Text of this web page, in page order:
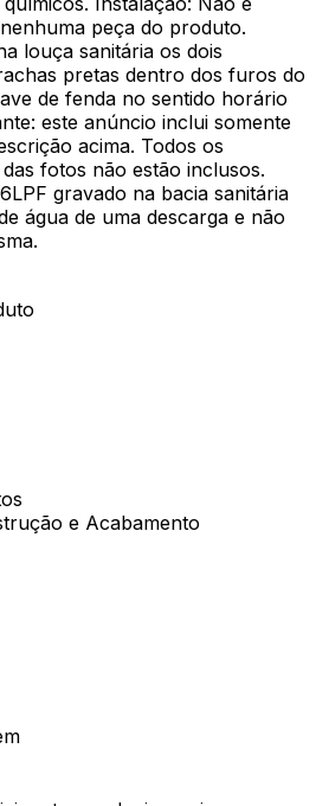
peça do produto.
louça sanitária os dois
pretas dentro dos furos do
de fenda no sentido horário
este anúncio inclui somente
acima. Todos os
fotos não estão inclusos.
gravado na bacia sanitária
água de uma descarga e não
e Acabamento